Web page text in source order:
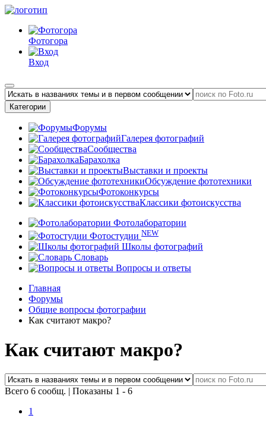
Фотогора
Вход
Категории
Форумы
Галерея фотографий
Сообщества
Барахолка
Выставки и проекты
Обсуждение фототехники
Фотоконкурсы
Классики фотоискусства
Фотолаборатории
Фотостудии NEW
Школы фотографий
Словарь
Вопросы и ответы
Главная
Форумы
Общие вопросы фотографии
Как считают макро?
Как считают макро?
Всего 6 сообщ. | Показаны 1 - 6
1